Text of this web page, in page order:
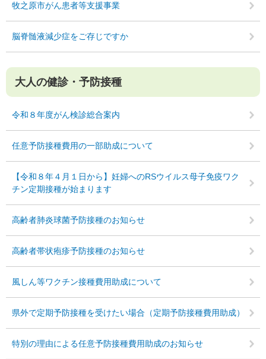
牧之原市がん患者等支援事業
脳脊髄液減少症をご存じですか
大人の健診・予防接種
令和８年度がん検診総合案内
任意予防接種費用の一部助成について
【令和８年４月１日から】妊婦へのRSウイルス母子免疫ワク
チン定期接種が始まります
高齢者肺炎球菌予防接種のお知らせ
高齢者帯状疱疹予防接種のお知らせ
風しん等ワクチン接種費用助成について
県外で定期予防接種を受けたい場合（定期予防接種費用助成）
特別の理由による任意予防接種費用助成のお知らせ